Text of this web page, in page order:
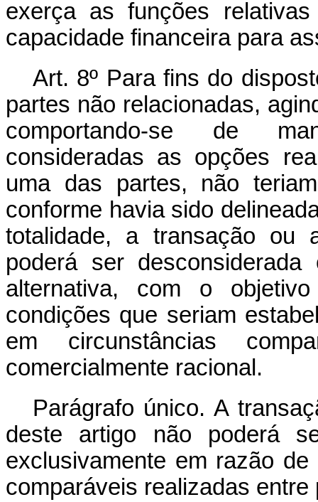
exerça as funções
capacidade financeira para
Art. 8º Para fins do
partes não relacionadas,
comportando-se de
consideradas as opções
uma das partes, não
conforme havia sido
totalidade, a transação ou
poderá ser
alternativa, com o
condições que seriam
em circunstâncias
comercialmente racional.
Parágrafo único. A
deste artigo não poderá
exclusivamente em razão
comparáveis realizadas